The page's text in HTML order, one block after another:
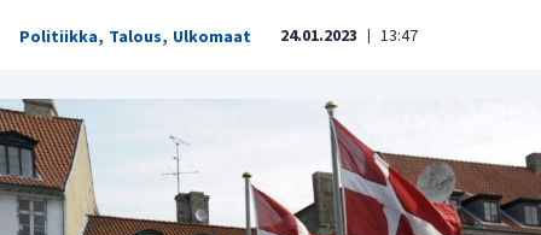
Politiikka, Talous, Ulkomaat 24.01.2023 | 13:47